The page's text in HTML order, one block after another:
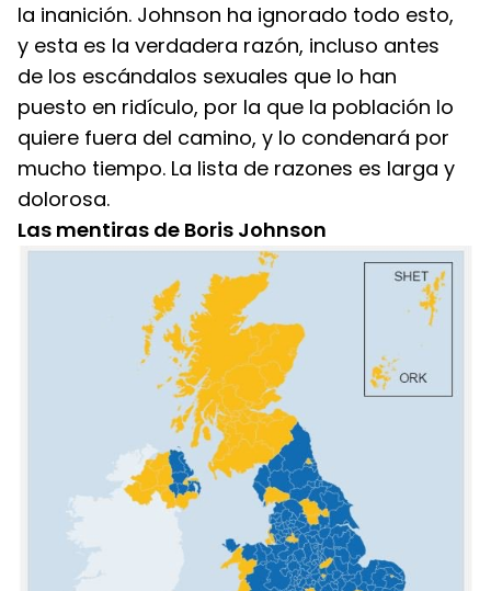
la inanición. Johnson ha ignorado todo esto,
y esta es la verdadera razón, incluso antes
de los escándalos sexuales que lo han
puesto en ridículo, por la que la población lo
quiere fuera del camino, y lo condenará por
mucho tiempo. La lista de razones es larga y
dolorosa.
Las mentiras de Boris Johnson